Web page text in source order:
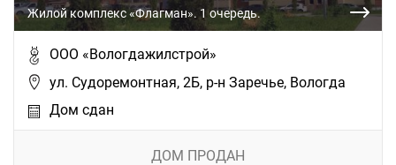
Жилой комплекс «Флагман». 1 очередь.
ООО «Вологдажилстрой»
ул. Судоремонтная, 2Б, р-н Заречье, Вологда
Дом сдан
ДОМ ПРОДАН